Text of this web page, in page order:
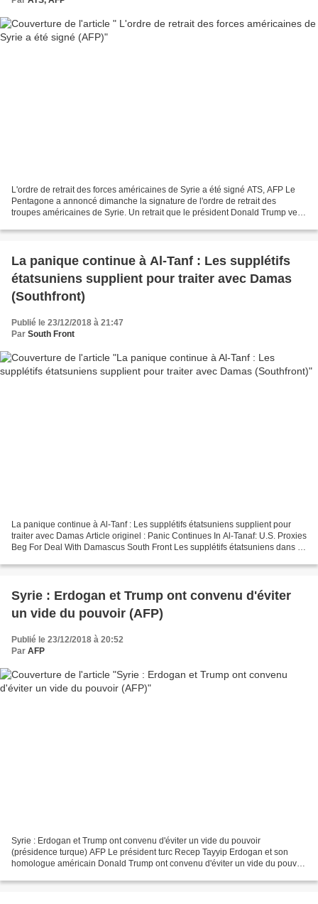
L'ordre de retrait des forces américaines de Syrie a été signé ATS, AFP Le
Pentagone a annoncé dimanche la signature de l'ordre de retrait des
troupes américaines de Syrie. Un retrait que le président Donald Trump veut
La panique continue à Al-Tanf : Les supplétifs
étatsuniens supplient pour traiter avec Damas
(Southfront)
Publié le 23/12/2018 à 21:47
Par South Front
La panique continue à Al-Tanf : Les supplétifs étatsuniens supplient pour
traiter avec Damas Article originel : Panic Continues In Al-Tanaf: U.S. Proxies
Beg For Deal With Damascus South Front Les supplétifs étatsuniens dans la
Syrie : Erdogan et Trump ont convenu d'éviter
un vide du pouvoir (AFP)
Publié le 23/12/2018 à 20:52
Par AFP
Syrie : Erdogan et Trump ont convenu d'éviter un vide du pouvoir
(présidence turque) AFP Le président turc Recep Tayyip Erdogan et son
homologue américain Donald Trump ont convenu d'éviter un vide du pouvoir